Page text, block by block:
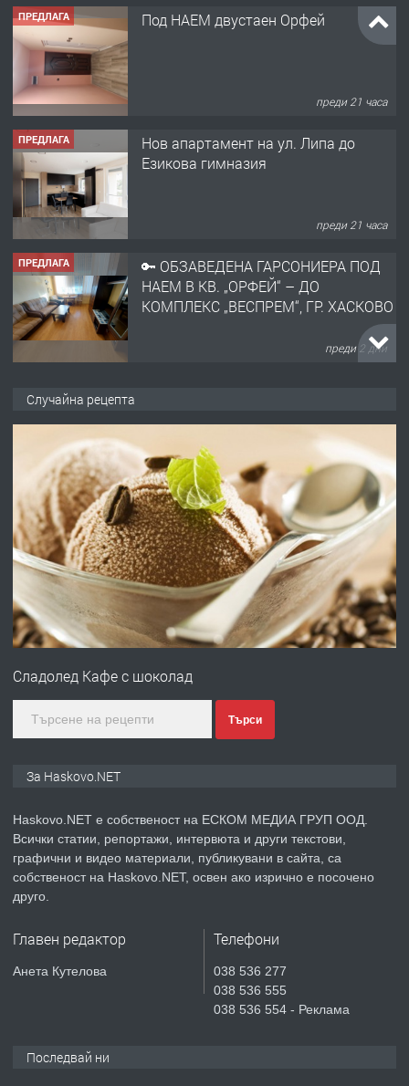
ПРЕДЛАГА Под НАЕМ двустаен Орфей
преди 21 часа
ПРЕДЛАГА
Нов апартамент на ул. Липа до
Езикова гимназия
преди 21 часа
ПРЕДЛАГА
🔑 ОБЗАВЕДЕНА ГАРСОНИЕРА ПОД
НАЕМ В КВ. „ОРФЕЙ“ – ДО
КОМПЛЕКС „ВЕСПРЕМ“, ГР. ХАСКОВО
преди 2 дни
АПАРТАМЕНТ В ЦЕНТЪРА НА ГР.
ХАСКОВО
преди 3 дни
ПРЕДЛАГА Давам гараж под наем
преди 3 дни
ПРЕДЛАГА
№4120 Магазин/Офис под наем в кв.
градската градина!
преди 4 дни
ПРЕДЛАГА
Продавам парцел в гр. Хасково кв.
СГЛОБЯВАНЕ НА МЕБЕЛИ.
Случайна рецепта
Сладолед Кафе с шоколад
Търси
За Haskovo.NET
Haskovo.NET е собственост на ЕСКОМ МЕДИА ГРУП ООД.
Всички статии, репортажи, интервюта и други текстови,
графични и видео материали, публикувани в сайта, са
собственост на Haskovo.NET, освен ако изрично е посочено
друго.
Главен редактор
Анета Кутелова
Телефони
038 536 277
038 536 555
038 536 554 - Реклама
Последвай ни